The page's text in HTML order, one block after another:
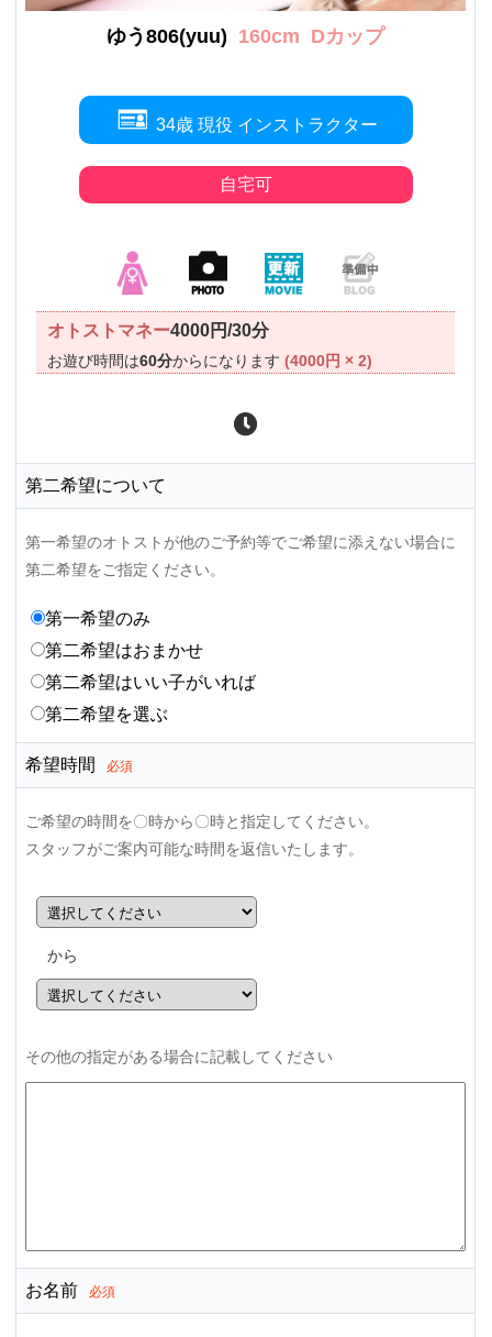
ゆう806(yuu) 160cm Dカップ
34歳 現役 インストラクター
自宅可
オトストマネー4000円/30分
お遊び時間は60分からになります(4000円 × 2)
第二希望について
第一希望のオトストが他のご予約等でご希望に添えない場合に
第二希望をご指定ください。
第一希望のみ
第二希望はおまかせ
第二希望はいい子がいれば
第二希望を選ぶ
希望時間 必須
ご希望の時間を〇時から〇時と指定してください。
スタッフがご案内可能な時間を返信いたします。
から
その他の指定がある場合に記載してください
お名前 必須